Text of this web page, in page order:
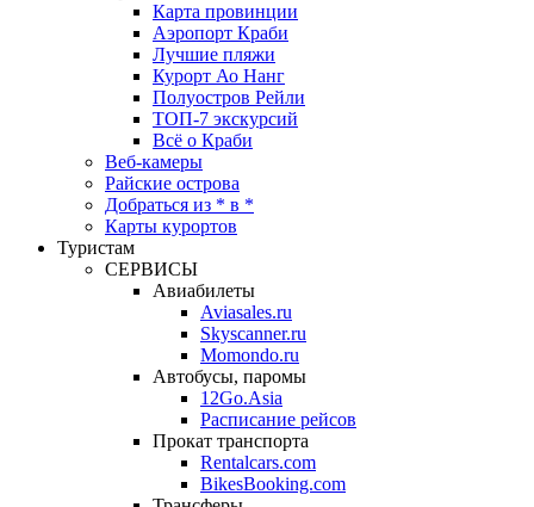
Карта провинции
Аэропорт Краби
Лучшие пляжи
Курорт Ао Нанг
Полуостров Рейли
ТОП-7 экскурсий
Всё о Краби
Веб-камеры
Райские острова
Добраться из * в *
Карты курортов
Туристам
СЕРВИСЫ
Авиабилеты
Aviasales.ru
Skyscanner.ru
Momondo.ru
Автобусы, паромы
12Go.Asia
Расписание рейсов
Прокат транспорта
Rentalcars.com
BikesBooking.com